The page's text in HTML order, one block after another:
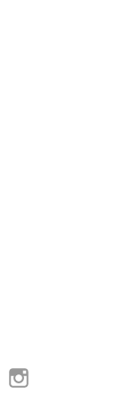
Pinterest